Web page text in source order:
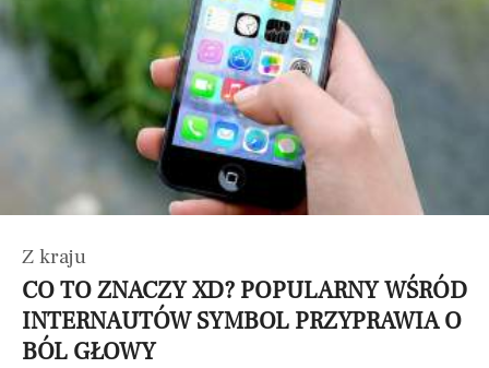
Z kraju
CO TO ZNACZY XD? POPULARNY WŚRÓD
INTERNAUTÓW SYMBOL PRZYPRAWIA O
BÓL GŁOWY